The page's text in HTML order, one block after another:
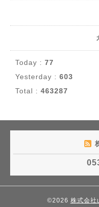
Today : 77
Yesterday : 603
Total : 463287
©2026 株式会社